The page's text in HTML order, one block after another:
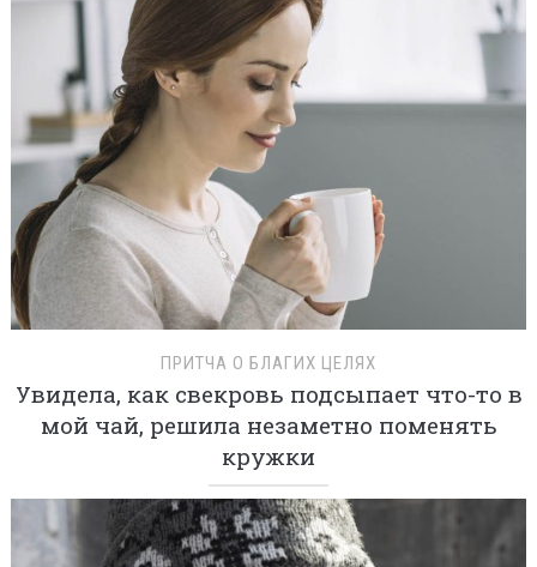
ПРИТЧА О БЛАГИХ ЦЕЛЯХ
Увидела, как свекровь подсыпает что-то в
мой чай, решила незаметно поменять
кружки